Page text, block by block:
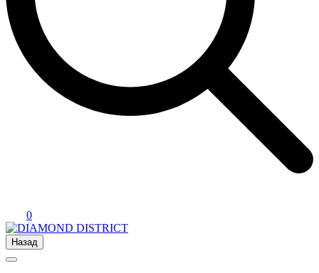
0
Назад